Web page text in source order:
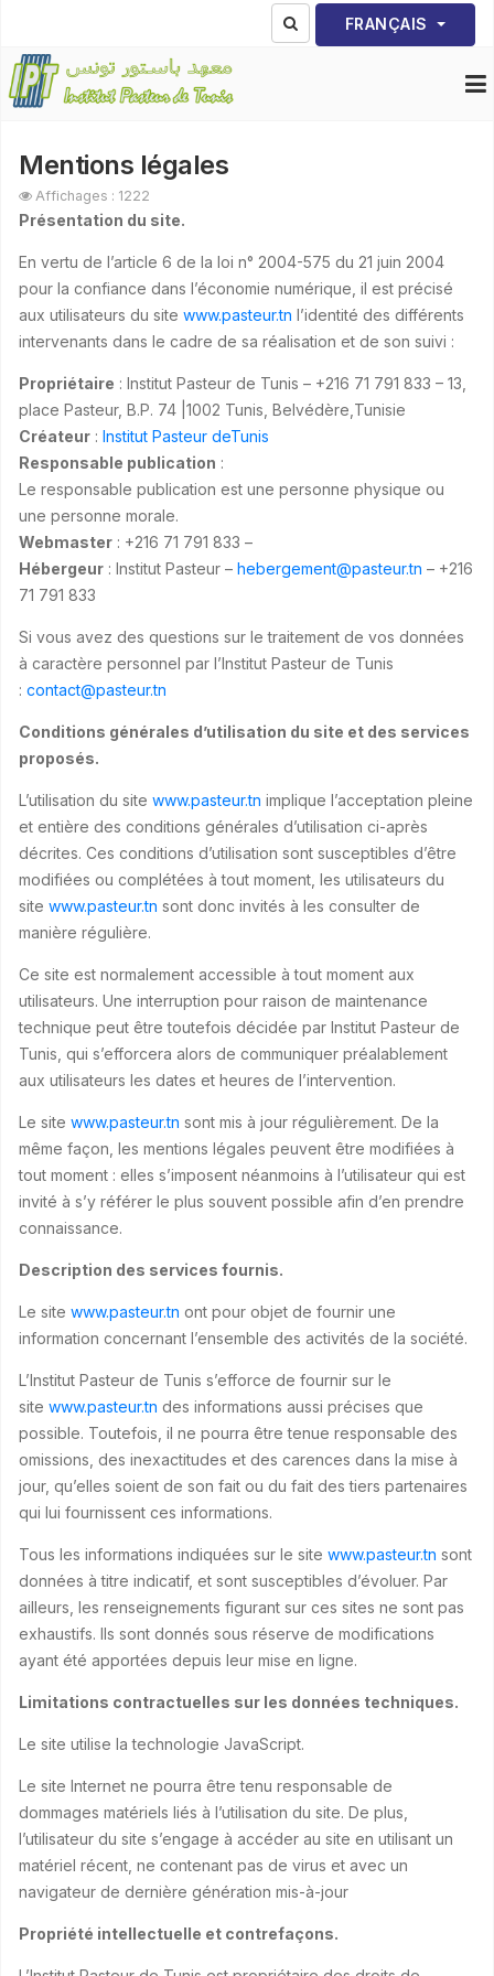
Sélectionnez votre
FRANÇAIS
Mentions légales
Affichages : 1222
Présentation du site.
En vertu de l’article 6 de la loi n° 2004-575 du 21 juin 2004
pour la confiance dans l’économie numérique, il est précisé
aux utilisateurs du site www.pasteur.tn l’identité des différents
intervenants dans le cadre de sa réalisation et de son suivi :
Propriétaire : Institut Pasteur de Tunis – +216 71 791 833 – 13,
place Pasteur, B.P. 74 |1002 Tunis, Belvédère,Tunisie
Créateur : Institut Pasteur deTunis
Responsable publication :
Le responsable publication est une personne physique ou
une personne morale.
Webmaster : +216 71 791 833 –
Hébergeur : Institut Pasteur – hebergement@pasteur.tn – +216
71 791 833
Si vous avez des questions sur le traitement de vos données
à caractère personnel par l’Institut Pasteur de Tunis
: contact@pasteur.tn
Conditions générales d’utilisation du site et des services
proposés.
L’utilisation du site www.pasteur.tn implique l’acceptation pleine
et entière des conditions générales d’utilisation ci-après
décrites. Ces conditions d’utilisation sont susceptibles d’être
modifiées ou complétées à tout moment, les utilisateurs du
site www.pasteur.tn sont donc invités à les consulter de
manière régulière.
Ce site est normalement accessible à tout moment aux
utilisateurs. Une interruption pour raison de maintenance
technique peut être toutefois décidée par Institut Pasteur de
Tunis, qui s’efforcera alors de communiquer préalablement
aux utilisateurs les dates et heures de l’intervention.
Le site www.pasteur.tn sont mis à jour régulièrement. De la
même façon, les mentions légales peuvent être modifiées à
tout moment : elles s’imposent néanmoins à l’utilisateur qui est
invité à s’y référer le plus souvent possible afin d’en prendre
connaissance.
Description des services fournis.
Le site www.pasteur.tn ont pour objet de fournir une
information concernant l’ensemble des activités de la société.
L’Institut Pasteur de Tunis s’efforce de fournir sur le
site www.pasteur.tn des informations aussi précises que
possible. Toutefois, il ne pourra être tenue responsable des
omissions, des inexactitudes et des carences dans la mise à
jour, qu’elles soient de son fait ou du fait des tiers partenaires
qui lui fournissent ces informations.
Tous les informations indiquées sur le site www.pasteur.tn sont
données à titre indicatif, et sont susceptibles d’évoluer. Par
ailleurs, les renseignements figurant sur ces sites ne sont pas
exhaustifs. Ils sont donnés sous réserve de modifications
ayant été apportées depuis leur mise en ligne.
Limitations contractuelles sur les données techniques.
Le site utilise la technologie JavaScript.
Le site Internet ne pourra être tenu responsable de
dommages matériels liés à l’utilisation du site. De plus,
l’utilisateur du site s’engage à accéder au site en utilisant un
matériel récent, ne contenant pas de virus et avec un
navigateur de dernière génération mis-à-jour
Propriété intellectuelle et contrefaçons.